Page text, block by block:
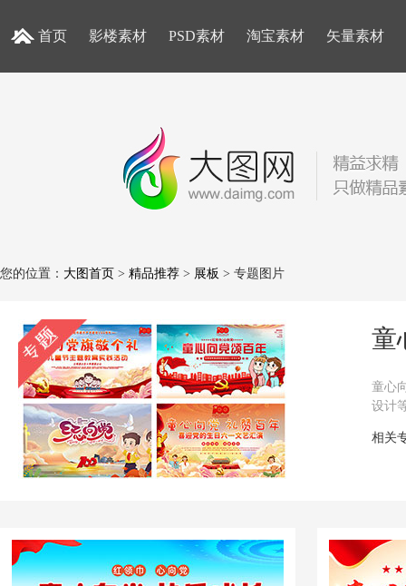
首页 影楼素材 PSD素材 淘宝素材 矢量素材
您的位置： 大图首页 > 精品推荐 > 展板 > 专题图片
童
童心
设计
相关